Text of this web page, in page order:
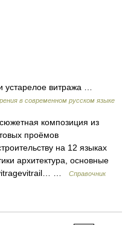
устарелое витража …
в современном русском языке
композиция из
проёмов
на 12 языках
архитектура, основные
…
Справочник